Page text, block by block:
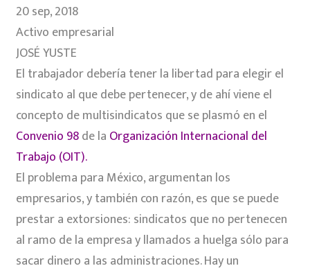
20 sep, 2018
Activo empresarial
JOSÉ YUSTE
El trabajador debería tener la libertad para elegir el
sindicato al que debe pertenecer, y de ahí viene el
concepto de multisindicatos que se plasmó en el
Convenio 98de la Organización Internacional del
Trabajo (OIT).
El problema para México, argumentan los
empresarios, y también con razón, es que se puede
prestar a extorsiones: sindicatos que no pertenecen
al ramo de la empresa y llamados a huelga sólo para
sacar dinero a las administraciones. Hay un